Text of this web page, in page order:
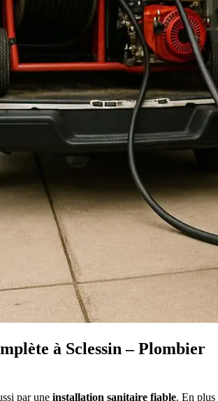
à Sclessin – Plombier
par une installation sanitaire fiable. En plus